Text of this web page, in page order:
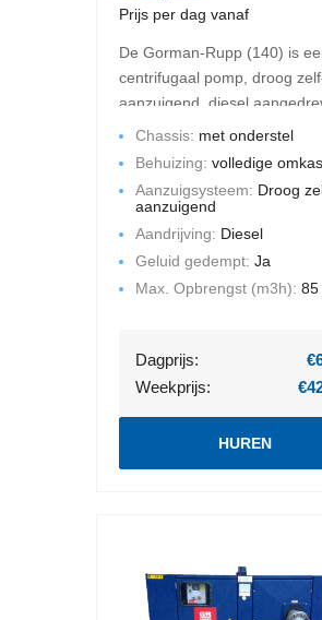
Prijs per dag vanaf
De Gorman-Rupp (140) is
centrifugaal pomp, droog
aanzuigend, diesel
De maximale opbrengst is 85
Deze pompset is gemonteerd
een chassis met een volledige
omkasting. Geluid gedempt.
Chassis: met onderstel
Behuizing: volledige
Aanzuigsysteem: Droog
aanzuigend
Aandrijving: Diesel
Geluid gedempt: Ja
Max. Opbrengst (m3h): 85
Dagprijs:
Weekprijs:
HUREN